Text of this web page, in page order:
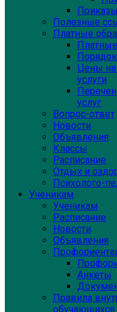
Полезные
Платные
Цены на
услуги
услуг
Вопрос-ответ
Новости
Объявления
Классы
Расписание
Отдых и
Психолого-
Ученикам
Ученикам
Расписание
Новости
Объявления
Анкеты
Правила
обучающихся